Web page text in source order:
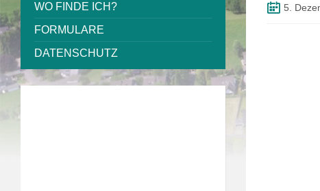
5.
WO FINDE ICH?
FORMULARE
DATENSCHUTZ